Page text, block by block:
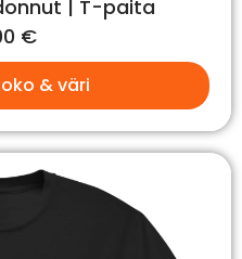
| T-paita
€
& väri